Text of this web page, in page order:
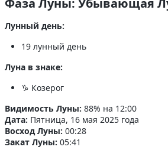
Лунный день:
19 лунный день
Луна в знаке:
♑ Козерог
Видимость Луны: 88% на 12:00
Дата: Пятница, 16 мая 2025 года
Восход Луны: 00:28
Закат Луны: 05:41